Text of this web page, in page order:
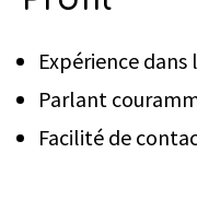
Expérience
Parlant
Facilité de